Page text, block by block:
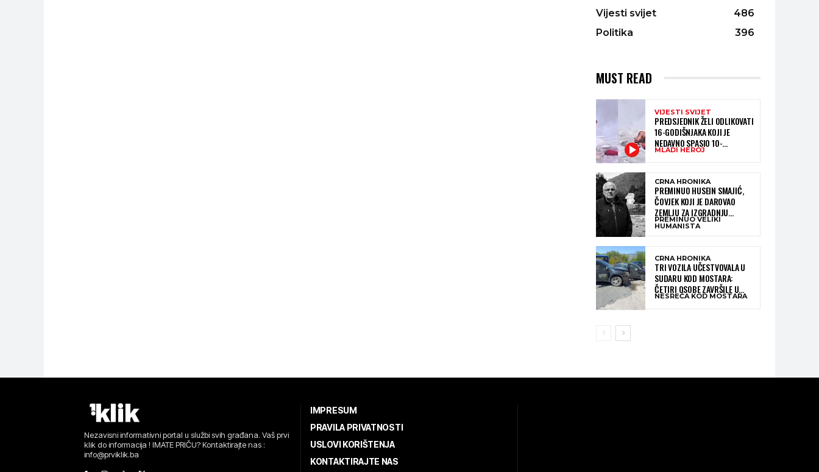
Vijesti svijet
486
Politika
396
MUST READ
VIJESTI SVIJET
PREDSJEDNIK ŽELI ODLIKOVATI
16-GODIŠNJAKA KOJI JE
NEDAVNO SPASIO 10-
GODIŠNJEG DJEČAKA IZ
MLADI HEROJ
CRNA HRONIKA
PREMINUO HUSEIN SMAJIĆ,
ČOVJEK KOJI JE DAROVAO
ZEMLJU ZA IZGRADNJU
KATOLIČKE CRKVE U BUGOJNU
PREMINUO VELIKI
HUMANISTA
CRNA HRONIKA
TRI VOZILA UČESTVOVALA U
SUDARU KOD MOSTARA:
ČETIRI OSOBE ZAVRŠILE U
BOLNICI
NESREĆA KOD MOSTARA
Nezavisni informativni portal u službi svih građana. Vaš prvi
klik do informacija ! IMATE PRIČU? Kontaktirajte nas :
info@prviklik.ba
IMPRESUM
PRAVILA PRIVATNOSTI
USLOVI KORIŠTENJA
KONTAKTIRAJTE NAS